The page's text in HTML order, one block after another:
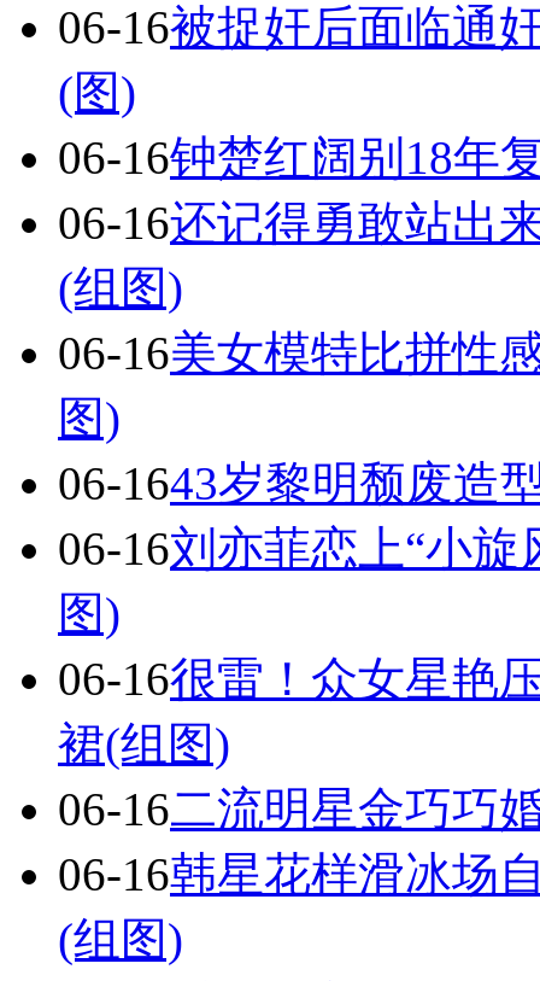
06-16被捉奸后面临通
(图)
06-16钟楚红阔别18年
06-16还记得勇敢站出
(组图)
06-16美女模特比拼性
图)
06-1643岁黎明颓废造
06-16刘亦菲恋上“小旋
图)
06-16很雷！众女星艳
裙(组图)
06-16二流明星金巧巧
06-16韩星花样滑冰场
(组图)